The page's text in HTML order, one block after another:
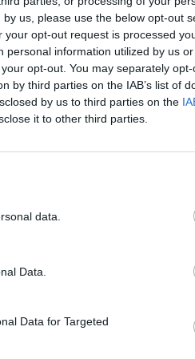
us, please use the below opt-out
opt-out request is processed
information utilized by us
opt-out. You may separately
by third parties on the IAB’s list of
by us to third parties on the
it to other third parties.
data.
Data.
Data for Targeted
Eladó:
Cím: Keleti
Budapest
1024
Weboldal: